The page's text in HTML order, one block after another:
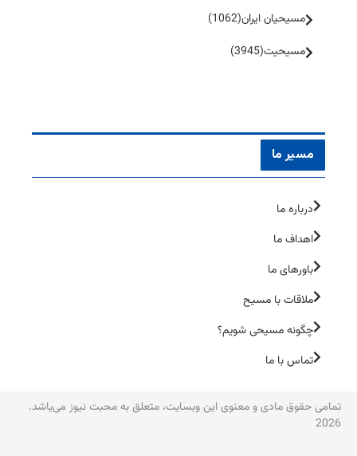
مسیحیان ایران(1062)
مسیحیت(3945)
مسیر ما
درباره ما
اهداف ما
باورهای ما
ملاقات با مسیح
چگونه مسیحی شویم؟
تماس با ما
تمامی حقوق مادی و معنوی این وبسایت، متعلق به محبت نیوز می‌یاشد.
2026